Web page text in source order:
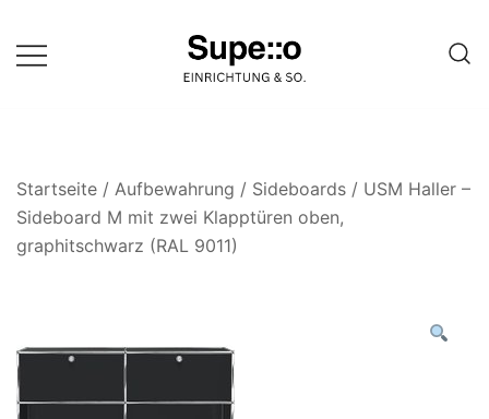
zum
Inhalt
einer Website
Startseite / Aufbewahrung / Sideboards / USM Haller –
Sideboard M mit zwei Klapptüren oben,
graphitschwarz (RAL 9011)